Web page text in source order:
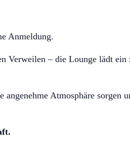
Anmeldung.
Verweilen – die Lounge lädt ein
Atmosphäre sorgen